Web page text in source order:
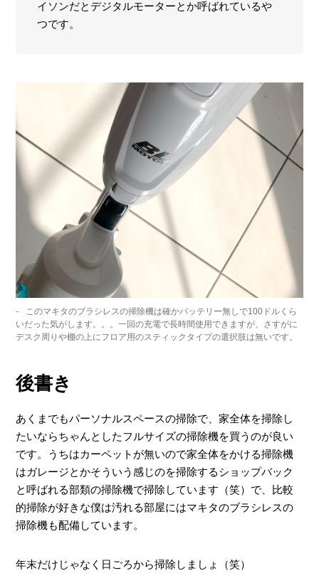
イソンだとデジタルモーターとか呼ばれているや
つです。
このマキタのブラシレスの掃除機は確かバッテリー無しで100ドルくら
いだった気がします。。。一回の充電で長時間使用できますが、さすがに
デスク周りや棚の上にフロア用のスティックタイプの選択肢は無いです。
後書き
あくまでもパーソナルスペースの掃除で、家全体を掃除し
たいならちゃんとしたフルサイズの掃除機を買うのが良い
です。うちはカーペットが無いので家全体をかける掃除機
はガレージとかそういう感じのを掃除するショップバック
と呼ばれる部類の掃除機で掃除しています（笑）で、比較
的掃除が好きな僕は汚れる部屋にはマキタのブラシレスの
掃除機も配備しています。
年末だけじゃなく日ごろから掃除しましょ（笑）